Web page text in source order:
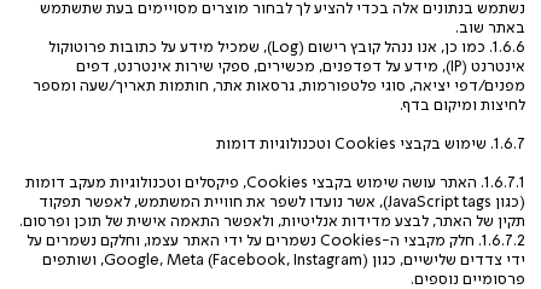
נשתמש בנתונים אלה בכדי להציע לך לבחור מוצרים מסויימים בעת שתשתמש
באתר שוב.
1.6.6. כמו כן, אנו ננהל קובץ רישום (Log), שמכיל מידע על כתובות פרוטוקול
אינטרנט (IP), מידע על דפדפנים, מכשירים, ספקי שירות אינטרנט, דפים
מפנים/דפי יציאה, סוגי פלטפורמות, גרסאות אתר, חותמות תאריך/שעה ומספר
לחיצות ומיקום בדף.
1.6.7. שימוש בקבצי Cookies וטכנולוגיות דומות
1.6.7.1. האתר עושה שימוש בקבצי Cookies, פיקסלים וטכנולוגיות מעקב דומות
(כגון JavaScript tags), אשר נועדו לשפר את חוויית המשתמש, לאפשר תפקוד
תקין של האתר, לבצע מדידות אנליטיות, ולאפשר התאמה אישית של תוכן ופרסום.
1.6.7.2. חלק מקבצי ה-Cookies נשמרים על ידי האתר עצמו, וחלקם נשמרים על
ידי צדדים שלישיים, כגון Google, Meta (Facebook, Instagram), ושותפים
פרסומיים נוספים.